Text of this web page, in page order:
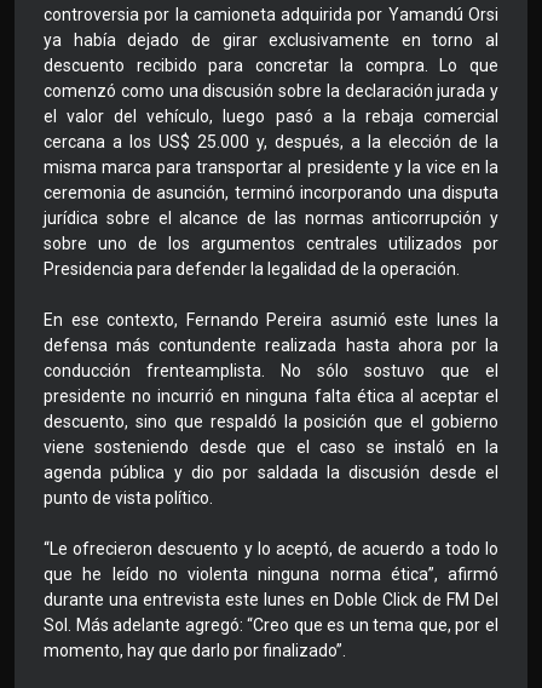
controversia por la camioneta adquirida por Yamandú Orsi
ya había dejado de girar exclusivamente en torno al
descuento recibido para concretar la compra. Lo que
comenzó como una discusión sobre la declaración jurada y
el valor del vehículo, luego pasó a la rebaja comercial
cercana a los US$ 25.000 y, después, a la elección de la
misma marca para transportar al presidente y la vice en la
ceremonia de asunción, terminó incorporando una disputa
jurídica sobre el alcance de las normas anticorrupción y
sobre uno de los argumentos centrales utilizados por
Presidencia para defender la legalidad de la operación.
En ese contexto, Fernando Pereira asumió este lunes la
defensa más contundente realizada hasta ahora por la
conducción frenteamplista. No sólo sostuvo que el
presidente no incurrió en ninguna falta ética al aceptar el
descuento, sino que respaldó la posición que el gobierno
viene sosteniendo desde que el caso se instaló en la
agenda pública y dio por saldada la discusión desde el
punto de vista político.
“Le ofrecieron descuento y lo aceptó, de acuerdo a todo lo
que he leído no violenta ninguna norma ética”, afirmó
durante una entrevista este lunes en Doble Click de FM Del
Sol. Más adelante agregó: “Creo que es un tema que, por el
momento, hay que darlo por finalizado”.